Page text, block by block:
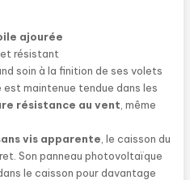
ajourée
résistant
soin à la finition de ses volets
maintenue tendue dans les
résistance au vent , même
vis apparente , le caisson du
Son panneau photovoltaïque
le caisson pour davantage